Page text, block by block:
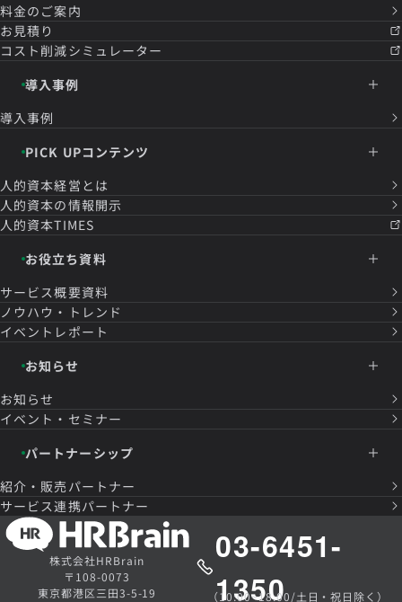
料金のご案内
お見積り
コスト削減シミュレーター
導入事例
導入事例
PICK UPコンテンツ
人的資本経営とは
人的資本の情報開示
人的資本TIMES
お役立ち資料
サービス概要資料
ノウハウ・トレンド
イベントレポート
お知らせ
お知らせ
イベント・セミナー
パートナーシップ
紹介・販売パートナー
サービス連携パートナー
株式会社HRBrain
〒108-0073
東京都港区三田3-5-19
03-6451-
1350
（10:00~18:00/土日・祝日除く）